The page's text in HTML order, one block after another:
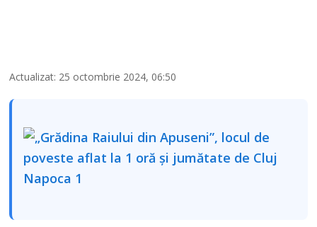
Actualizat: 25 octombrie 2024, 06:50